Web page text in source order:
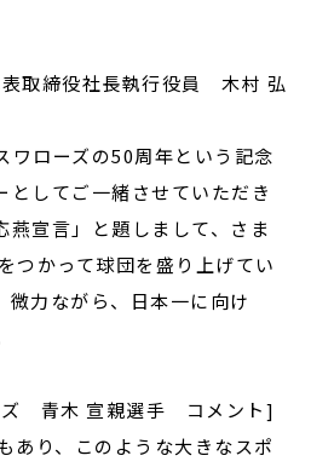
取締役社長執行役員 木村 弘
ワローズの50周年という記念
としてご一緒させていただき
燕宣言」と題しまして、さま
つかって球団を盛り上げてい
微力ながら、日本一に向け
ズ 青木 宣親選手 コメント]
あり、このような大きなスポ